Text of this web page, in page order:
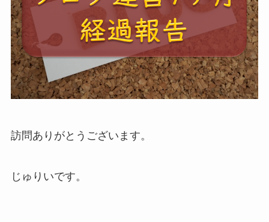
訪問ありがとうございます。
じゅりいです。